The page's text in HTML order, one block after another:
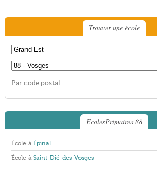
Trouver une école
Par code postal
EcolesPrimaires 88
École à Épinal
École à Saint-Dié-des-Vosges